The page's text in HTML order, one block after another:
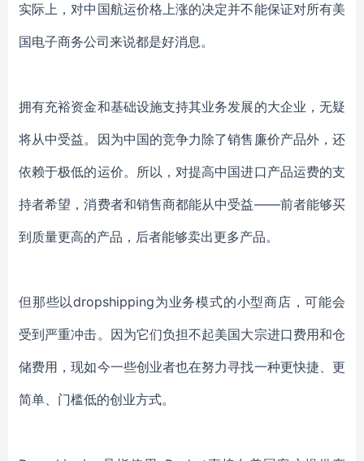
实际上，对中国航运价格上涨的决定并不能保证对所有美
国电子商务公司来说都是好消息。
拥有充裕资金和基础设施支持其业务发展的大企业，无疑
将从中受益。因为中国的竞争力除了销售廉价产品外，还
依赖于极低的运价。所以，对提高中国进口产品运费的支
持者希望，消费者和销售商都能从中受益——前者能够买
到质量更高的产品，后者能够卖出更多产品。
但那些以dropshipping为业务模式的小型商店，可能会
受到严重冲击。因为它们负担不起美国大宗进口费用和仓
储费用，现如今一些创业者也在努力寻找一种更快捷、更
简单、门槛低的创业方式。